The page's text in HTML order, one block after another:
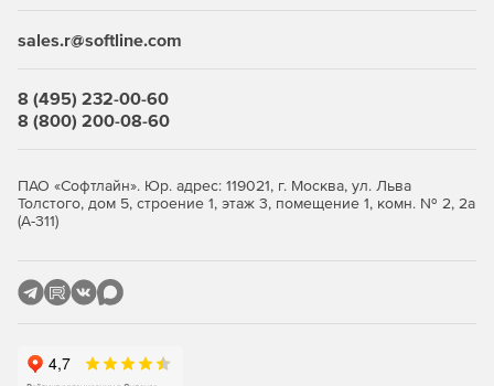
Защита данных и их целостность:
Тестовый запуск реплики виртуальной машины в
изолированной сети позволяет безопасно
симулировать процедуру аварийного восстановления.
Шифрование архивных данных при помощи 256-
битного алгоритма AES (Advanced Encryption Standard)
Непрерывная фоновая проверка дедуплицированных
блоков обеспечивает отличную защиту от возможной
Автоматический перенос архивных данных из
sales.r@softline.com
8 (495) 232-00-60
8 (800) 200-08-60
ПАО «Софтлайн». Юр. адрес: 119021, г. Москва, ул. Льва
Толстого, дом 5, строение 1, этаж 3, помещение 1, комн. № 2, 2а
(А-311)